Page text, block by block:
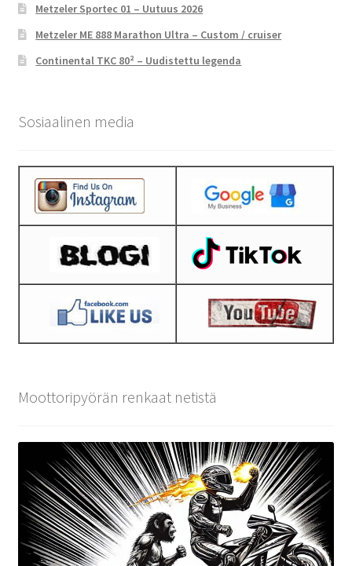
Metzeler Sportec 01 – Uutuus 2026
Metzeler ME 888 Marathon Ultra – Custom / cruiser
Continental TKC 80² – Uudistettu legenda
Sosiaalinen media
Moottoripyörän renkaat netistä